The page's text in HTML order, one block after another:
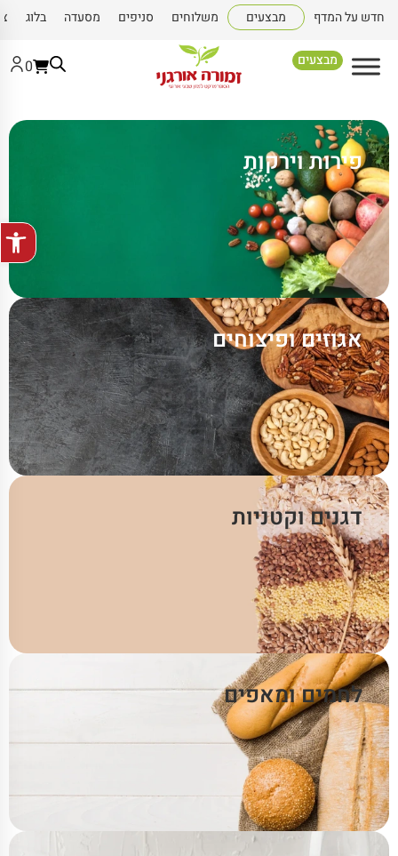
פתח
חדש על המדף מבצעים משלוחים סניפים מסעדה בלוג
מבצעים 0
פירות וירקות
אגוזים ופיצוחים
דגנים וקטניות
לחמים ומאפים